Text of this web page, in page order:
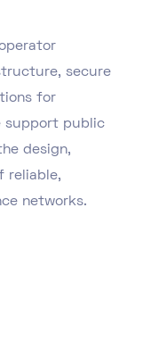
secure
for
support public
design,
reliable,
networks.